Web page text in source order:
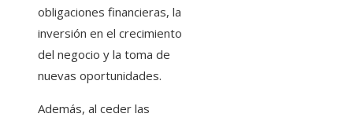
obligaciones financieras, la
inversión en el crecimiento
del negocio y la toma de
nuevas oportunidades.
Además, al ceder las